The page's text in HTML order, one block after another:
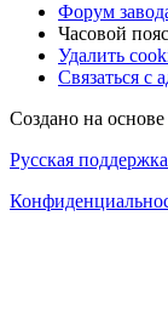
Форум
Часовой
Удалить
Связаться с
Создано на основе
Русская